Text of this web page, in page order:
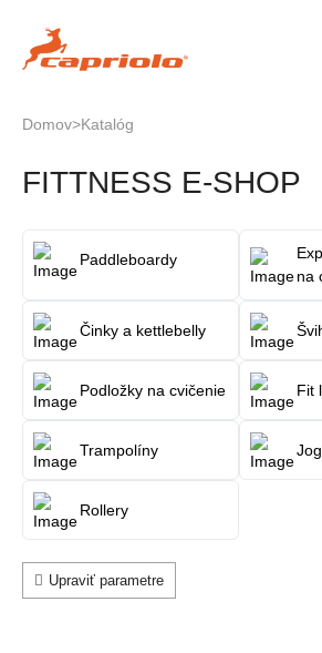
navigation
sa
Domov>Katalóg
to
FITTNESS E-SHOP
Paddleboardy
na
Činky a kettlebelly
Podložky na cvičenie Fit
Trampolíny
Rollery
Upraviť parametre